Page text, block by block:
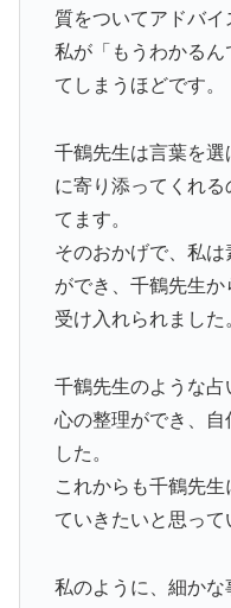
質をついてアドバイ
私が「もうわかる
てしまうほどです。
千鶴先生は言葉を
に寄り添ってくれ
てます。
そのおかげで、私
ができ、千鶴先生
受け入れられました
千鶴先生のような
心の整理ができ、自
した。
これからも千鶴先
ていきたいと思って
私のように、細かな